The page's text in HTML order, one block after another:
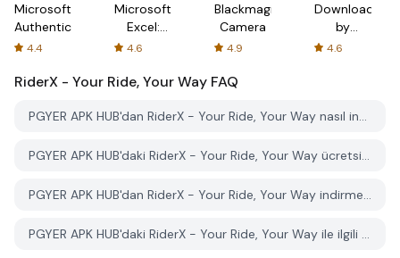
Microsoft
Authenticator
4.4
Microsoft
Excel:
Spreadsheets
4.6
Blackmagic
Camera
4.9
Downloader
by
AFTVnews
4.6
RiderX - Your Ride, Your Way FAQ
PGYER APK HUB'dan RiderX - Your Ride, Your Way nasıl indirilir?
PGYER APK HUB'daki RiderX - Your Ride, Your Way ücretsiz mi indirilebilir?
PGYER APK HUB'dan RiderX - Your Ride, Your Way indirmek için bir hesaba ihtiyacım var mı?
PGYER APK HUB'daki RiderX - Your Ride, Your Way ile ilgili bir sorunu nasıl bildirebilirim?